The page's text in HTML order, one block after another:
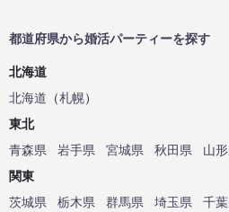
都道府県から婚活パーティーを探す
北海道
北海道 （札幌）
東北
青森県
岩手県 宮城県 秋田県 山
関東
茨城県
栃木県 群馬県 埼玉県 千